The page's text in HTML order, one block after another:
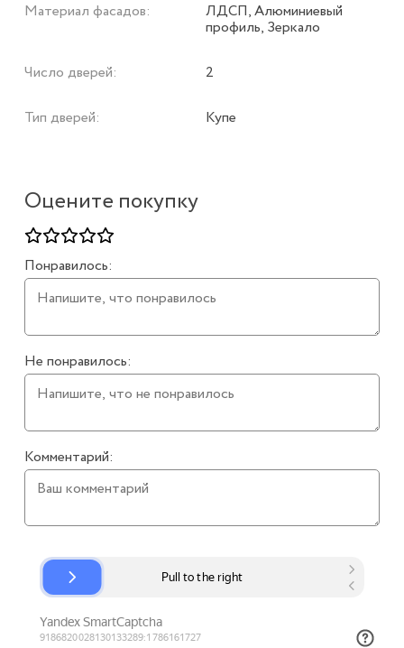
Оцените покупку
Понравилось:
Не понравилось:
Комментарий:
Материал фасадов: ЛДСП, Алюминиевый
профиль, Зеркало
Число дверей: 2
Тип дверей: Купе